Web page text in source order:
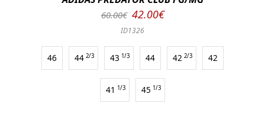
60.00€ 42.00€
ID1326
46 44 2/3 43 1/3 44 42 2/3 42
41 1/3 45 1/3